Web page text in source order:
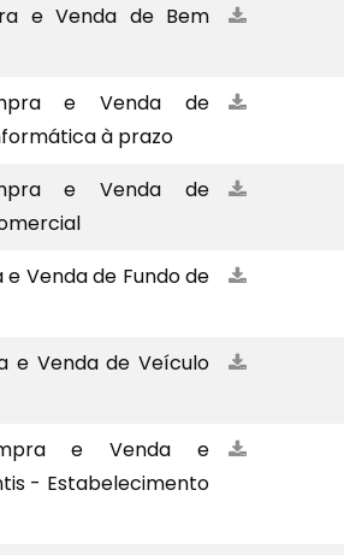
e Venda de Bem
e Venda de
à prazo
e Venda de
Venda de Fundo de
e Venda de Veículo
e Venda e
- Estabelecimento